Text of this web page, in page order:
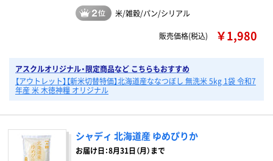
米/雑穀/パン/シリアル
販売価格(税込) ￥1,980
アスクルオリジナル・限定商品など こちらもおすすめ
【アウトレット】【新米切替特価】北海道産ななつぼし 無洗米 5kg 1袋 令和7
年産 米 木徳神糧 オリジナル
シャディ 北海道産 ゆめぴりか
お届け日：8月31日（月）まで